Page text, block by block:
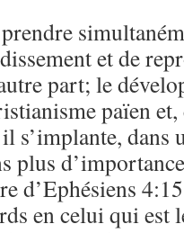
et de
part; le
païen et,
s’implante, dans
plus
d’Ephésiens
en celui qui est